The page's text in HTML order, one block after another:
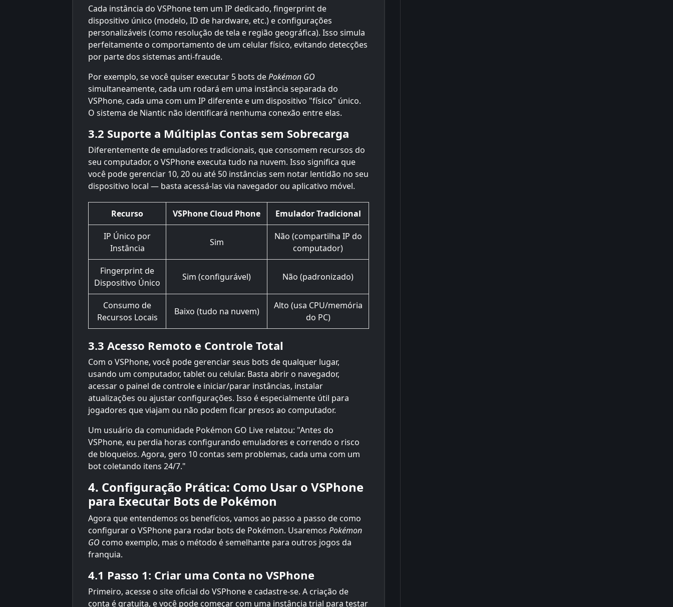
Cada instância do VSPhone tem um IP dedicado, fingerprint de
dispositivo único (modelo, ID de hardware, etc.) e configurações
personalizáveis (como resolução de tela e região geográfica). Isso simula
perfeitamente o comportamento de um celular físico, evitando detecções
por parte dos sistemas anti-fraude.
Por exemplo, se você quiser executar 5 bots dePokémon GO
simultaneamente, cada um rodará em uma instância separada do
VSPhone, cada uma com um IP diferente e um dispositivo "físico" único.
O sistema de Niantic não identificará nenhuma conexão entre elas.
3.2 Suporte a Múltiplas Contas sem Sobrecarga
Diferentemente de emuladores tradicionais, que consomem recursos do
seu computador, o VSPhone executa tudo na nuvem. Isso significa que
você pode gerenciar 10, 20 ou até 50 instâncias sem notar lentidão no seu
dispositivo local — basta acessá-las via navegador ou aplicativo móvel.
Recurso VSPhone Cloud Phone Emulador Tradicional
IP Único por
Instância
Sim
Não (compartilha IP do
computador)
Fingerprint de
Dispositivo Único
Sim (configurável) Não (padronizado)
Consumo de
Recursos Locais
Baixo (tudo na nuvem)
Alto (usa CPU/memória
do PC)
3.3 Acesso Remoto e Controle Total
Com o VSPhone, você pode gerenciar seus bots de qualquer lugar,
usando um computador, tablet ou celular. Basta abrir o navegador,
acessar o painel de controle e iniciar/parar instâncias, instalar
atualizações ou ajustar configurações. Isso é especialmente útil para
jogadores que viajam ou não podem ficar presos ao computador.
Um usuário da comunidade Pokémon GO Live relatou: "Antes do
VSPhone, eu perdia horas configurando emuladores e correndo o risco
de bloqueios. Agora, gero 10 contas sem problemas, cada uma com um
bot coletando itens 24/7."
4. Configuração Prática: Como Usar o VSPhone
para Executar Bots de Pokémon
Agora que entendemos os benefícios, vamos ao passo a passo de como
configurar o VSPhone para rodar bots de Pokémon. Usaremos Pokémon
GO como exemplo, mas o método é semelhante para outros jogos da
franquia.
4.1 Passo 1: Criar uma Conta no VSPhone
Primeiro, acesse o site oficial do VSPhone e cadastre-se. A criação de
conta é gratuita, e você pode começar com uma instância trial para testar